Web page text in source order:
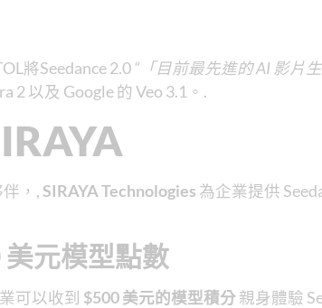
將Seedance 2.0 “「目前最先進的 AI 影片
2 以及 Google 的 Veo 3.1。.
，,SIRAYA Technologies 為企業提供
元模型點數
可以收到 $500 美元的模型積分親身體驗